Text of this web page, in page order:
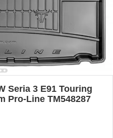
Seria 3 E91 Touring
Pro-Line TM548287